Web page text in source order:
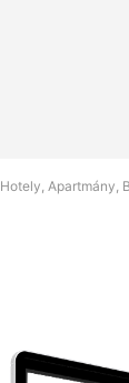
Hotely, Apartmány,